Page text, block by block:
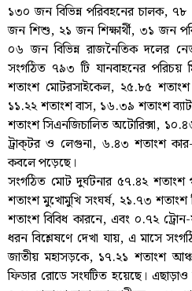
১৩০ জন বিভিন্ন পরিবহনের চালক,
জন শিশু, ২১ জন শিক্ষার্থী, ৩১ জন
০৬ জন বিভিন্ন রাজনৈতিক দলের
সংগঠিত ৭৯৩ টি যানবাহনের পরিচয়
শতাংশ মোটরসাইকেল, ২৫.৮৫ শতাংশ
১১.২২ শতাংশ বাস, ১৬.৩৯ শতাংশ
শতাংশ সিএনজিচালিত অটোরিক্সা,
ট্রাক্টর ও লেগুনা, ৬.৪৩ শতাংশ কার-
কবলে পড়েছে।
সংগঠিত মোট দুর্ঘটনার ৫৭.৪২ শতাংশ
শতাংশ মুখোমুখি সংঘর্ষ, ২১.৭৩ শতাংশ
শতাংশ বিবিধ কারনে, এবং ০.৭২ ট্রোন-
ধরন বিশ্লেষণে দেখা যায়, এ মাসে
জাতীয় মহাসড়কে, ১৭.২১ শতাংশ
ফিডার রোডে সংঘটিত হয়েছে। এছাড়াও